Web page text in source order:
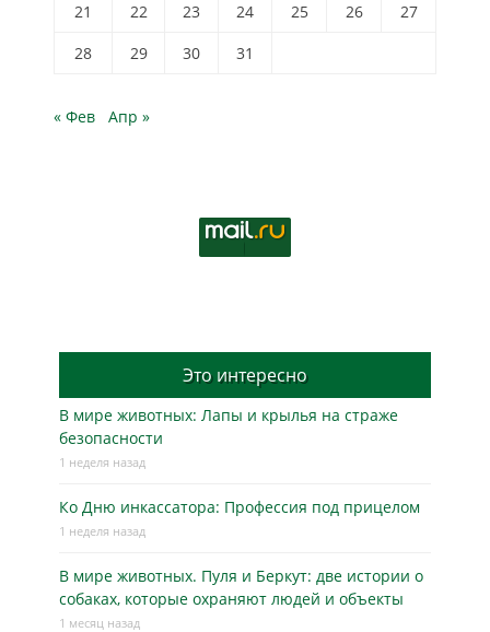
21
22 23 24 25 26
27
28
29 30 31
« Фев Апр »
Это интересно
В мире животных: Лапы и крылья на страже
безопасности
1 неделя назад
Ко Дню инкассатора: Профессия под прицелом
1 неделя назад
В мире животных. Пуля и Беркут: две истории о
собаках, которые охраняют людей и объекты
1 месяц назад